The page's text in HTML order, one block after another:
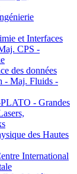
et Interfaces
CPS -
des données
- Maj. Fluids -
- Grandes
des Hautes
International